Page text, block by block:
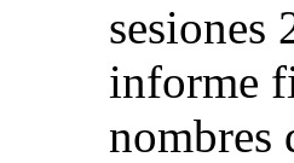
sesiones
informe
nombres